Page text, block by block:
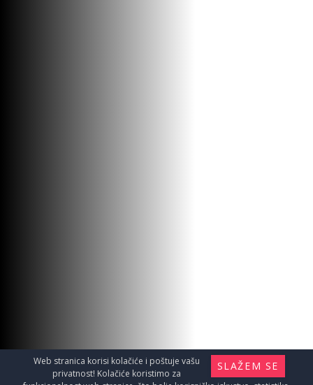
SLAŽEM SE
Web stranica korisi kolačiće i poštuje vašu
privatnost! Kolačiće koristimo za